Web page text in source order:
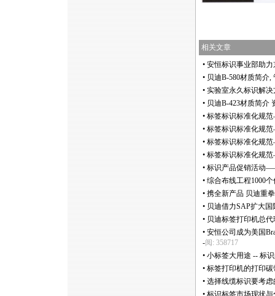
相关文章
• 安恒标识事业部助
• 贝迪B-580材质简介
• 实验室永久标识解决
• 贝迪B-423材质简介
• 标签标识标准化规
• 标签标识标准化规
• 标签标识标准化规
• 标签标识标准化规
• 标识产品促销活动
• 综合布线工程1000
• 携全新产品 贝迪重
• 贝迪借力SAP扩大
• 贝迪标签打印机总
• 安恒公司成为美国
-阅: 358717
• 小标签大用途 -- 标
• 标签打印机的打印
• 选择线缆标识要考
• 标识标签市场现状与